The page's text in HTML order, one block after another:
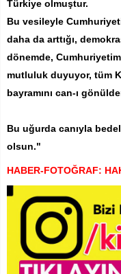
Türkiye olmuştur.
Bu vesileyle
daha da arttığı,
dönemde,
mutluluk duyuyor, tüm
bayramını can-ı
Bu uğurda canıyla
olsun."
HABER-FOTOĞRAF: